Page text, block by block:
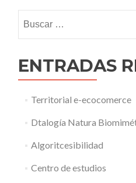
ENTRADAS
Territorial e-ecocomerce
Dtalogía Natura
Algoritcesibilidad
Centro de estudios